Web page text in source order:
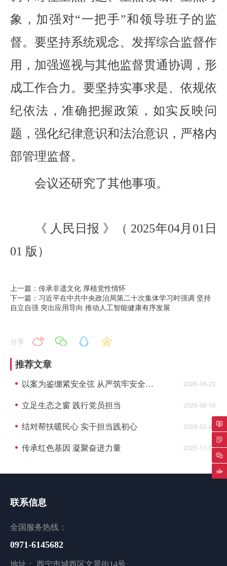
象，加强对“一把手”和领导班子的监
督。要坚持系统观念、发挥综合监督作
用，加强巡视与其他监督贯通协调，形
成工作合力。要坚持实事求是、依规依
纪依法，准确把握政策，如实反映问
题，强化纪律意识和法治意识，严格内
部管理监督。
会议还研究了其他事项。
《 人民日报 》（ 2025年04月01日
01 版）
上一篇：传承非遗文化 厚植党性情怀
下一篇：习近平在中共中央政治局第二十次集体学习时强调 坚持
自立自强 突出应用导向 推动人工智能健康有序发展
分享
推荐文章
以案为鉴绷紧安全弦 从严筑牢安全底线 2026-06-23
立足生态之窗 践行党员担当 2026-06-10
结对帮扶暖民心 实干担当践初心 2026-03-03
传承红色基因 凝聚奋进力量 2025-11-03
联系信息
全国服务热线：
0971-6145682
地址： 西宁市城西区文景街14号
专
返